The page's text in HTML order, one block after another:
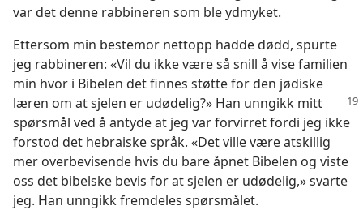
var det denne rabbineren som ble ydmyket.
Ettersom min bestemor nettopp hadde dødd, spurte
jeg rabbineren: «Vil du ikke være så snill å vise familien
min hvor i Bibelen det finnes støtte for den jødiske
læren om at sjelen er udødelig?» Han unngikk mitt
spørsmål ved å antyde at jeg var forvirret fordi jeg ikke
forstod det hebraiske språk. «Det ville være atskillig
mer overbevisende hvis du bare åpnet Bibelen og viste
oss det bibelske bevis for at sjelen er udødelig,» svarte
jeg. Han unngikk fremdeles spørsmålet.